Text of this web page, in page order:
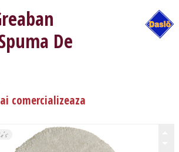
De
comercializeaza